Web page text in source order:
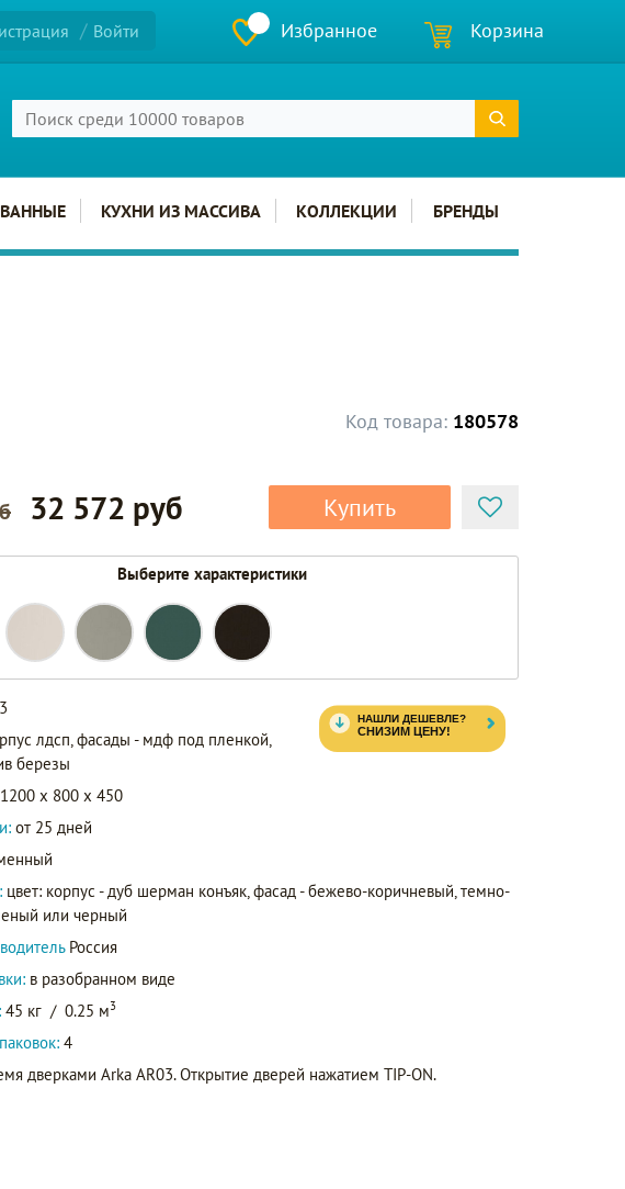
Войти Избранное Корзина
ВАННЫЕ КУХНИ ИЗ МАССИВА КОЛЛЕКЦИИ БРЕНДЫ
Код товара: 180578
32 572 руб Купить
Выберите характеристики
AR03
AR03-
F2
AR03/9011
лдсп, фасады - мдф под пленкой,
березы
1200 x 800 x 450
от 25 дней
цвет: корпус - дуб шерман конъяк, фасад - бежево-коричневый, темно-
или черный
Россия
в разобранном виде
45 кг / 0.25 м3
4
дверками Arka AR03. Открытие дверей нажатием TIP-ON.